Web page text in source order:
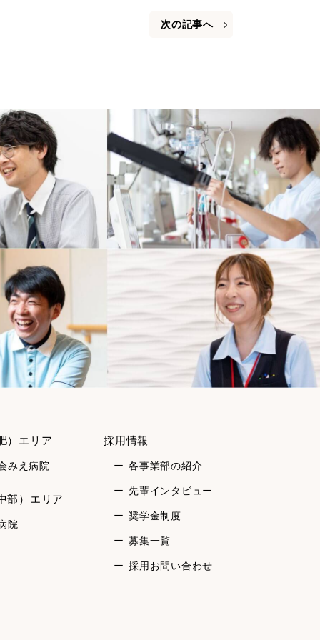
次の記事へ
）エリア
みえ病院
部）エリア
院
採用情報
各事業部の紹介
先輩インタビュー
奨学金制度
募集一覧
採用お問い合わせ